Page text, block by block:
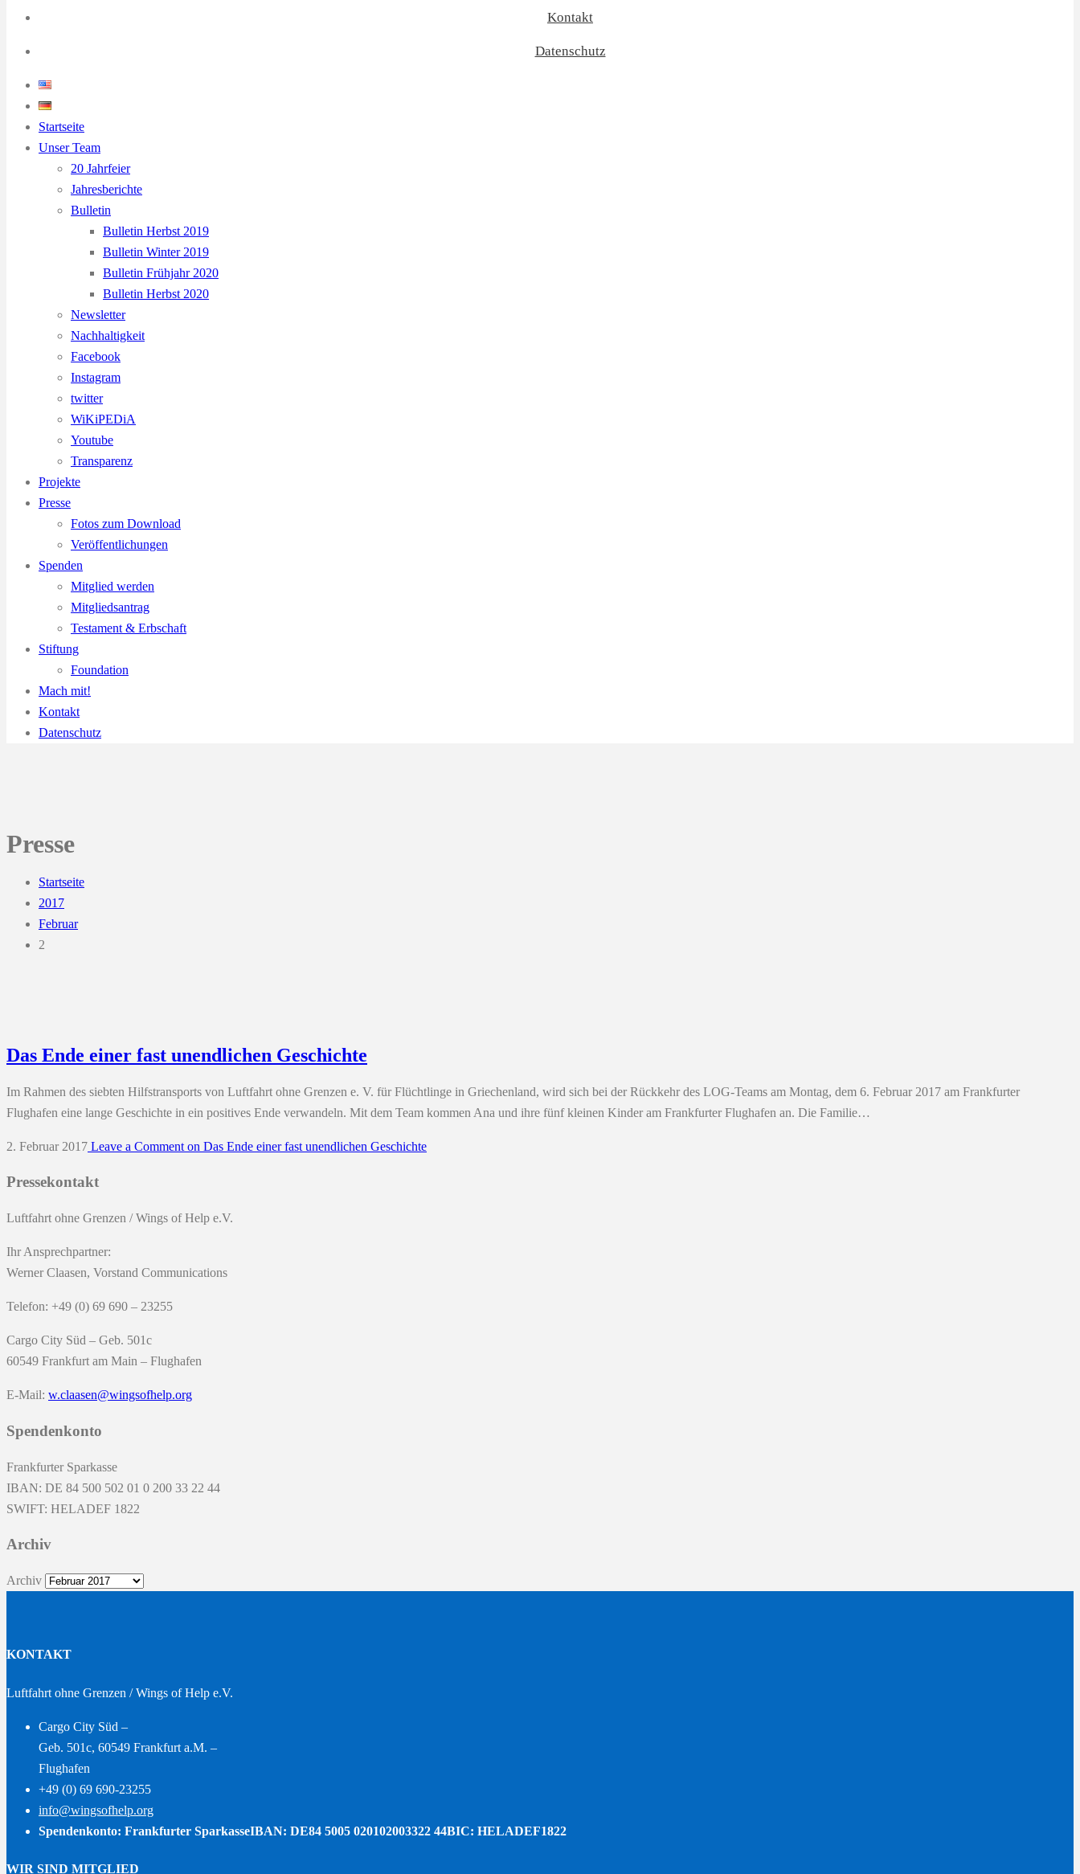
Kontakt
Datenschutz
Startseite
Unser Team
20 Jahrfeier
Jahresberichte
Bulletin
Bulletin Herbst 2019
Bulletin Winter 2019
Bulletin Frühjahr 2020
Bulletin Herbst 2020
Newsletter
Nachhaltigkeit
Facebook
Instagram
twitter
WiKiPEDiA
Youtube
Transparenz
Projekte
Presse
Fotos zum Download
Veröffentlichungen
Spenden
Mitglied werden
Mitgliedsantrag
Testament & Erbschaft
Stiftung
Foundation
Mach mit!
Kontakt
Datenschutz
Presse
Startseite
2017
Februar
2
Das Ende einer fast unendlichen Geschichte
Im Rahmen des siebten Hilfstransports von Luftfahrt ohne Grenzen e. V. für Flüchtlinge in Griechenland, wird sich bei der Rückkehr des LOG-Teams am Montag, dem 6. Februar 2017 am Frankfurter
Flughafen eine lange Geschichte in ein positives Ende verwandeln. Mit dem Team kommen Ana und ihre fünf kleinen Kinder am Frankfurter Flughafen an. Die Familie…
2. Februar 2017 Leave a Comment on Das Ende einer fast unendlichen Geschichte
Pressekontakt
Luftfahrt ohne Grenzen / Wings of Help e.V.
Ihr Ansprechpartner:
Werner Claasen, Vorstand Communications
Telefon: +49 (0) 69 690 – 23255
Cargo City Süd – Geb. 501c
60549 Frankfurt am Main – Flughafen
E-Mail: w.claasen@wingsofhelp.org
Spendenkonto
Frankfurter Sparkasse
IBAN: DE 84 500 502 01 0 200 33 22 44
SWIFT: HELADEF 1822
Archiv
Archiv
KONTAKT
Luftfahrt ohne Grenzen / Wings of Help e.V.
Cargo City Süd –
Geb. 501c, 60549 Frankfurt a.M. –
Flughafen
+49 (0) 69 690-23255
info@wingsofhelp.org
Spendenkonto: Frankfurter SparkasseIBAN: DE84 5005 020102003322 44BIC: HELADEF1822
WIR SIND MITGLIED